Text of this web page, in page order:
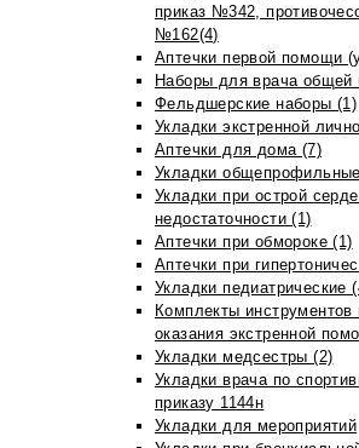
приказ №342,
№162(4)
Аптечки первой помощи
Наборы для врача общей
Фельдшерские наборы (1)
Укладки экстренной
Аптечки для дома (7)
Укладки
Укладки при острой
недостаточности (1)
Аптечки при обмороке (1)
Аптечки при
Укладки педиатрические
Комплекты
оказания экстренной
Укладки медсестры (2)
Укладки врача по
приказу 1144н
Укладки для мероприятий